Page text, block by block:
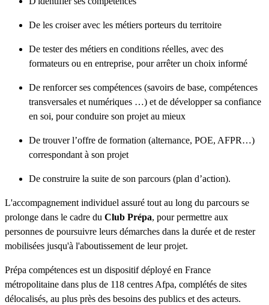
De les croiser avec les métiers porteurs du territoire
De tester des métiers en conditions réelles, avec des
formateurs ou en entreprise, pour arrêter un choix informé
De renforcer ses compétences (savoirs de base, compétences
transversales et numériques …) et de développer sa confiance
en soi, pour conduire son projet au mieux
De trouver l’offre de formation (alternance, POE, AFPR…)
correspondant à son projet
De construire la suite de son parcours (plan d’action).
L'accompagnement individuel assuré tout au long du parcours se
prolonge dans le cadre du Club Prépa, pour permettre aux
personnes de poursuivre leurs démarches dans la durée et de rester
mobilisées jusqu'à l'aboutissement de leur projet.
Prépa compétences est un dispositif déployé en France
métropolitaine dans plus de 118 centres Afpa, complétés de sites
délocalisés, au plus près des besoins des publics et des acteurs.